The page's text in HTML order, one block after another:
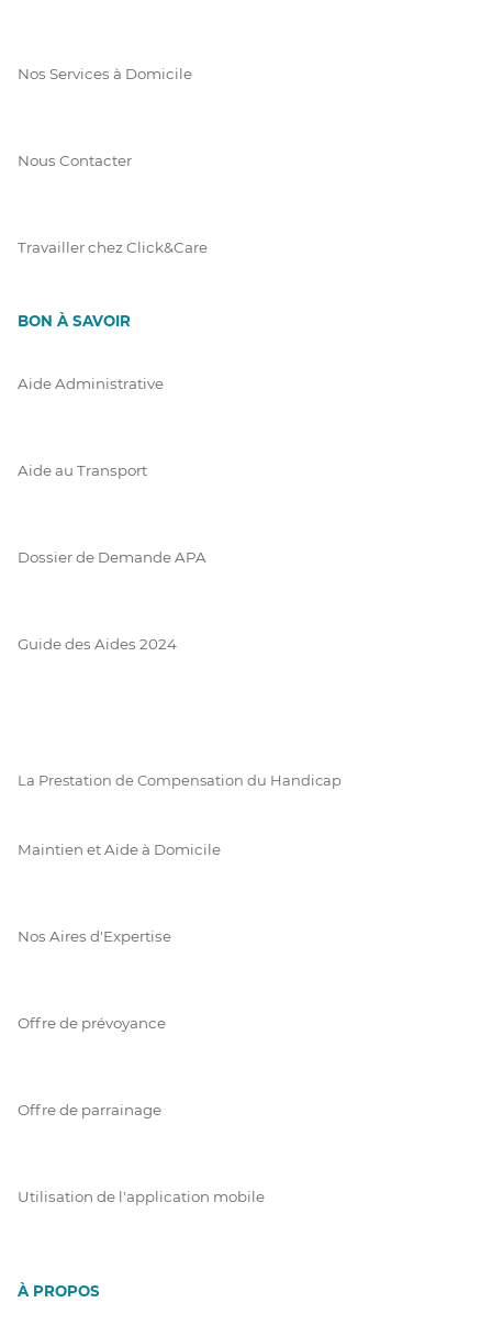
Nos Services à Domicile
Nous Contacter
Travailler chez Click&Care
BON À SAVOIR
Aide Administrative
Aide au Transport
Dossier de Demande APA
Guide des Aides 2024
La Prestation de Compensation du Handicap
Maintien et Aide à Domicile
Nos Aires d'Expertise
Offre de prévoyance
Offre de parrainage
Utilisation de l'application mobile
À PROPOS